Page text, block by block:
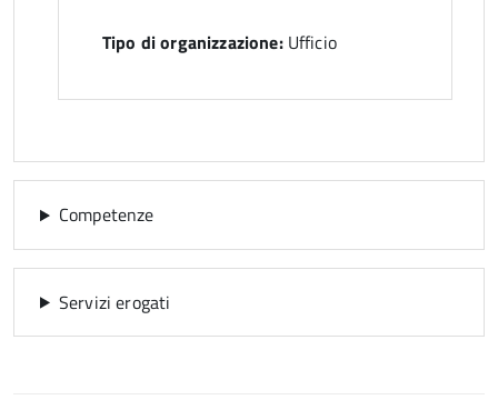
Tipo di organizzazione:Ufficio
Competenze
Servizi erogati